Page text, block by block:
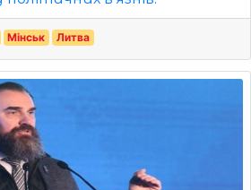
Мінськ Литва